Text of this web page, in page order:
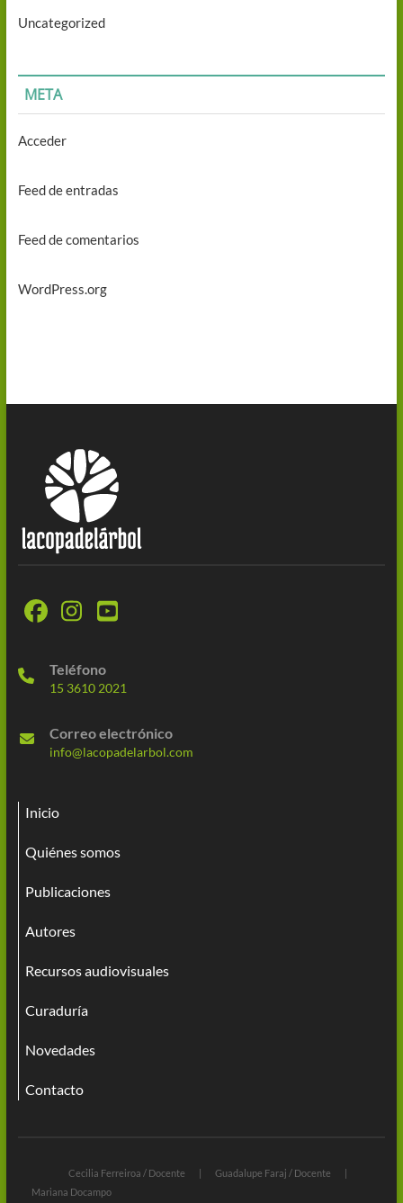
Uncategorized
META
Acceder
Feed de entradas
Feed de comentarios
WordPress.org
Teléfono
15 3610 2021
Correo electrónico
info@lacopadelarbol.com
Inicio
Quiénes somos
Publicaciones
Autores
Recursos audiovisuales
Curaduría
Novedades
Contacto
Cecilia Ferreiroa / Docente
Guadalupe Faraj / Docente
Mariana Docampo